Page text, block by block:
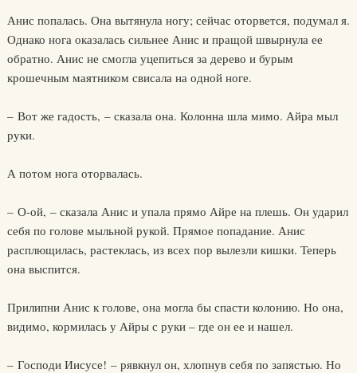
Анис попалась. Она вытянула ногу; сейчас оторвется, подумал я.
Однако нога оказалась сильнее Анис и пращой швырнула ее
обратно. Анис не смогла уцепиться за дерево и бурым
крошечным маятником свисала на одной ноге.
– Вот же гадость, – сказала она. Колонна шла мимо. Айра мыл
руки.
А потом нога оторвалась.
– О-ой, – сказала Анис и упала прямо Айре на плешь. Он ударил
себя по голове мыльной рукой. Прямое попадание. Анис
расплющилась, растеклась, из всех пор вылезли кишки. Теперь
она выспится.
Прилипни Анис к голове, она могла бы спасти колонию. Но она,
видимо, кормилась у Айры с руки – где он ее и нашел.
– Господи Иисусе! – рявкнул он, хлопнув себя по запястью. Но